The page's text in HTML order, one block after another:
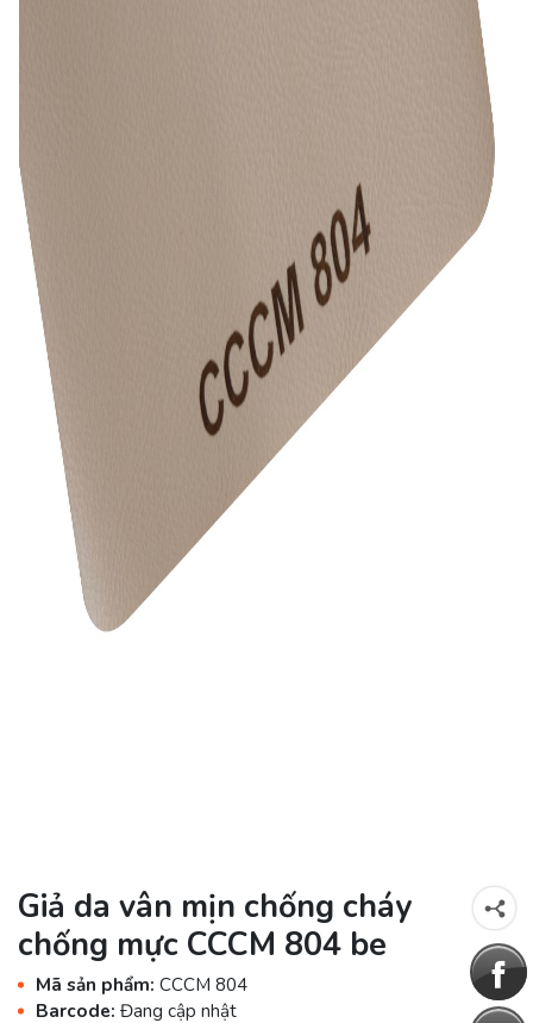
Giả da vân mịn chống cháy
chống mực CCCM 804 be
Mã sản phẩm: CCCM 804
Barcode: Đang cập nhật